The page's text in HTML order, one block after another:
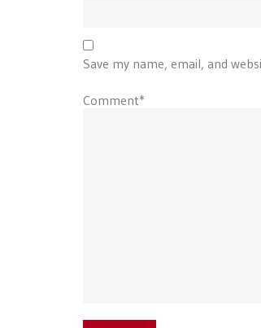
Save my name, email, and
Comment*